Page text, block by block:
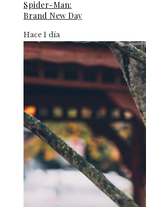
Spider-Man:
Brand New Day
Hace 1 día